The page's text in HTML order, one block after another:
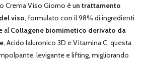
Crema Viso Giorno è un trattamento
viso, formulato con il 98% di ingredienti
al Collagene biomimetico derivato da
, Acido Ialuronico 3D e Vitamina C, questa
levigante e lifting, migliorando